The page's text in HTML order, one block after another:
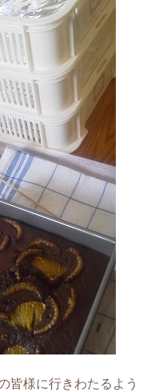
皆様に行きわたるよう